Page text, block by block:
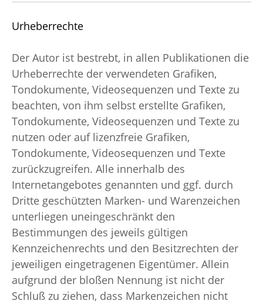
Urheberrechte
Der Autor ist bestrebt, in allen Publikationen die
Urheberrechte der verwendeten Grafiken,
Tondokumente, Videosequenzen und Texte zu
beachten, von ihm selbst erstellte Grafiken,
Tondokumente, Videosequenzen und Texte zu
nutzen oder auf lizenzfreie Grafiken,
Tondokumente, Videosequenzen und Texte
zurückzugreifen. Alle innerhalb des
Internetangebotes genannten und ggf. durch
Dritte geschützten Marken- und Warenzeichen
unterliegen uneingeschränkt den
Bestimmungen des jeweils gültigen
Kennzeichenrechts und den Besitzrechten der
jeweiligen eingetragenen Eigentümer. Allein
aufgrund der bloßen Nennung ist nicht der
Schluß zu ziehen, dass Markenzeichen nicht